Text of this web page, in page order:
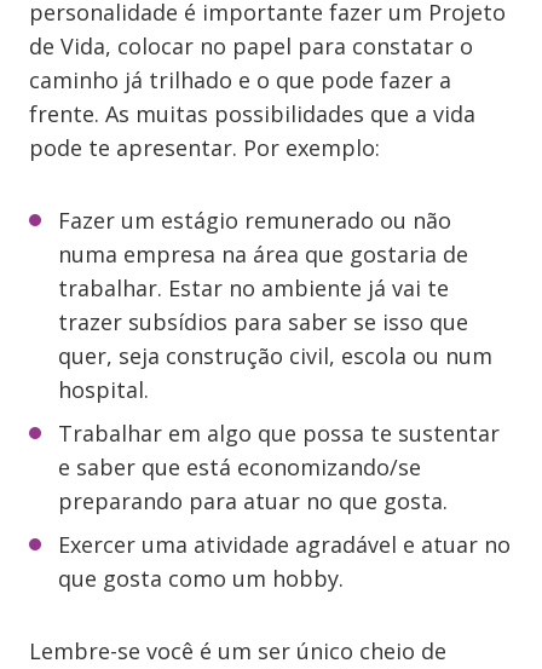
personalidade é importante fazer um Projeto
de Vida, colocar no papel para constatar o
caminho já trilhado e o que pode fazer a
frente. As muitas possibilidades que a vida
pode te apresentar. Por exemplo:
Fazer um estágio remunerado ou não
numa empresa na área que gostaria de
trabalhar. Estar no ambiente já vai te
trazer subsídios para saber se isso que
quer, seja construção civil, escola ou num
hospital.
Trabalhar em algo que possa te sustentar
e saber que está economizando/se
preparando para atuar no que gosta.
Exercer uma atividade agradável e atuar no
que gosta como um hobby.
Lembre-se você é um ser único cheio de